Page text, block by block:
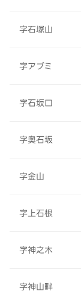
字石塚山
字アブミ
字石坂口
字奥石坂
字金山
字上石根
字神之木
字神山畔